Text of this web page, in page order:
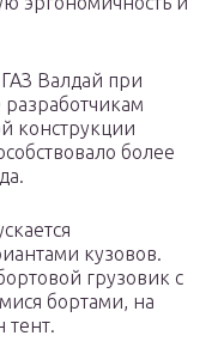
Валдай при
конструкции
более
кузовов.
грузовик с
бортами, на
тент.